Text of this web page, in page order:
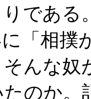
である
「相撲
んな奴
のか。